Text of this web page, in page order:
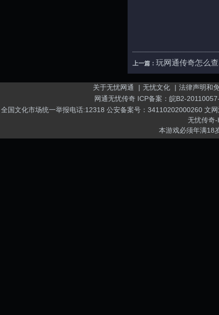
上一篇： 玩网通传奇怎么
关于无忧网通 | 无忧文化 | 法律声明和
网通无忧传奇ICP备案： 皖B2-
全国文化市场统一举报电话:12318 公安备案号：34110202000260 文
无忧传奇-
本游戏必须年满18